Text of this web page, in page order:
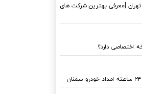
[معرفی بهترین شرکت های
اختصاصی دارد؟